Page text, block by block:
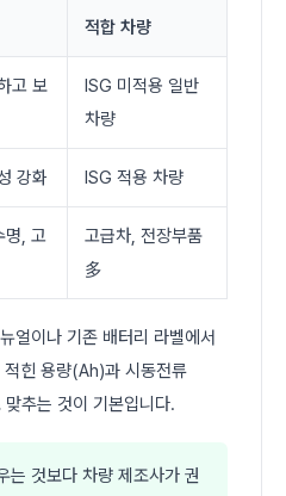
적합 차량
고 보
ISG 미적용 일반
차량
강화 ISG 적용 차량
명, 고
고급차, 전장부품
多
얼이나 기존 배터리 라벨에서
힌 용량(Ah)과 시동전류
추는 것이 기본입니다.
는 것보다 차량 제조사가 권